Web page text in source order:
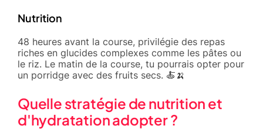
Nutrition
48 heures avant la course, privilégie des repas
riches en glucides complexes comme les pâtes ou
le riz. Le matin de la course, tu pourrais opter pour
un porridge avec des fruits secs. 🍝🍌
Quelle stratégie de nutrition et
d'hydratation adopter ?